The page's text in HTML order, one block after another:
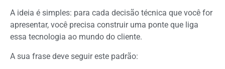
A ideia é simples: para cada decisão técnica que você for
apresentar, você precisa construir uma ponte que liga
essa tecnologia ao mundo do cliente.
A sua frase deve seguir este padrão: